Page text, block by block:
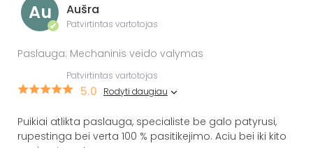
Au
✔
Aušra
Patvirtintas vartotojas
Paslauga: Mechaninis veido valymas
Patvirtintas vartotojas
5.0 Rodyti daugiau
Puikiai atlikta paslauga, specialiste be galo patyrusi,
rupestinga bei verta 100 % pasitikejimo. Aciu bei iki kito